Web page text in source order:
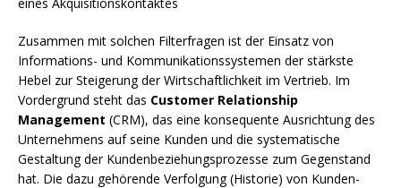
Zusammen mit solchen Filterfragen ist der Einsatz von
Informations- und Kommunikationssystemen der stärkste
Hebel zur Steigerung der Wirtschaftlichkeit im Vertrieb. Im
Vordergrund steht das Customer Relationship
Management (CRM), das eine konsequente Ausrichtung des
Unternehmens auf seine Kunden und die systematische
Gestaltung der Kundenbeziehungsprozesse zum Gegenstand
hat. Die dazu gehörende Verfolgung (Historie) von Kunden-